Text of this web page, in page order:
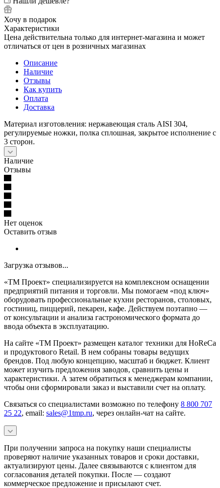
Хочу в подарок
Характеристики
Цена действительна только для интернет-магазина и может
отличаться от цен в розничных магазинах
Описание
Наличие
Отзывы
Как купить
Оплата
Доставка
Материал изготовления: нержавеющая сталь AISI 304,
регулируемые ножки, полка сплошная, закрытое исполнение с
3 сторон.
Наличие
Отзывы
Нет оценок
Оставить отзыв
Загрузка отзывов...
«ТМ Проект» специализируется на комплексном оснащении
предприятий питания и торговли. Мы помогаем «под ключ»
оборудовать профессиональные кухни ресторанов, столовых,
гостиниц, пиццерий, пекарен, кафе. Действуем поэтапно —
от консультации и анализа гастрономического формата до
ввода объекта в эксплуатацию.
На сайте «ТМ Проект» размещен каталог техники для HoReCa
и продуктового Retail. В нем собраны товары ведущих
брендов. Под любую концепцию, масштаб и бюджет. Клиент
может изучить предложения заводов, сравнить цены и
характеристики. А затем обратиться к менеджерам компании,
чтобы они сформировали заказ и выставили счет на оплату.
Связаться со специалистами возможно по телефону 8 800 707
25 22, email: sales@1tmp.ru, через онлайн-чат на сайте.
При получении запроса на покупку наши специалисты
проверяют наличие указанных товаров и сроки доставки,
актуализируют цены. Далее связываются с клиентом для
согласования деталей покупки. После — создают
коммерческое предложение и присылают счет.